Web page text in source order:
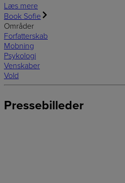
Læs mere
Book Sofie
Områder
Forfatterskab
Mobning
Psykologi
Venskaber
Vold
Pressebilleder